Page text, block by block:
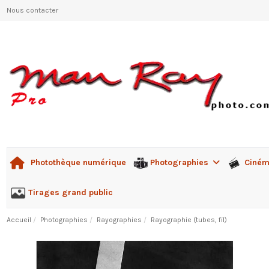
Nous contacter
Photothèque numérique Photographies
Tirages grand public
Accueil Photographies Rayographies Rayographie (tubes, fil)